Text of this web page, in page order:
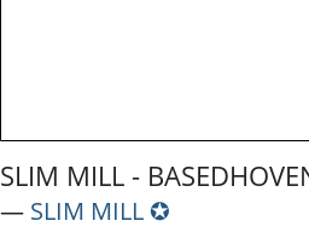
SLIM MILL -
― SLIM MILL ✪